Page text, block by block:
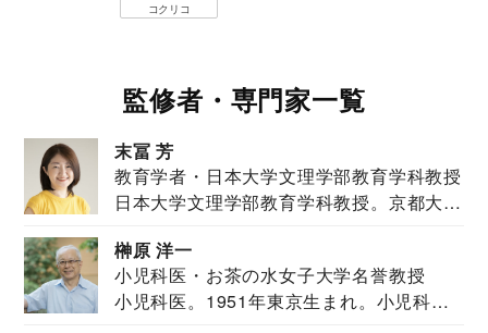
コクリコ
監修者・専門家一覧
末冨 芳
教育学者・日本大学文理学部教育学科教授
日本大学文理学部教育学科教授。京都大学
榊原 洋一
小児科医・お茶の水女子大学名誉教授
小児科医。1951年東京生まれ。小児科